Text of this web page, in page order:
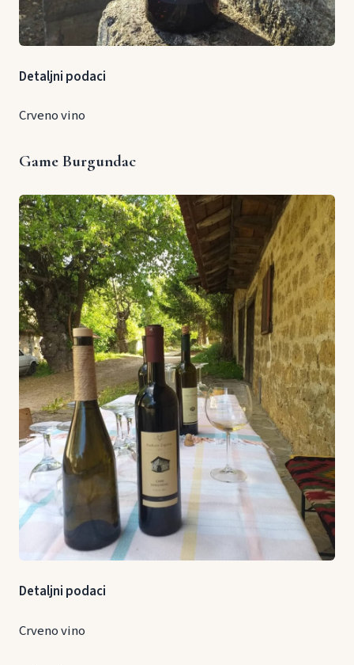
Detaljni podaci
Crveno vino
Game Burgundac
Detaljni podaci
Crveno vino